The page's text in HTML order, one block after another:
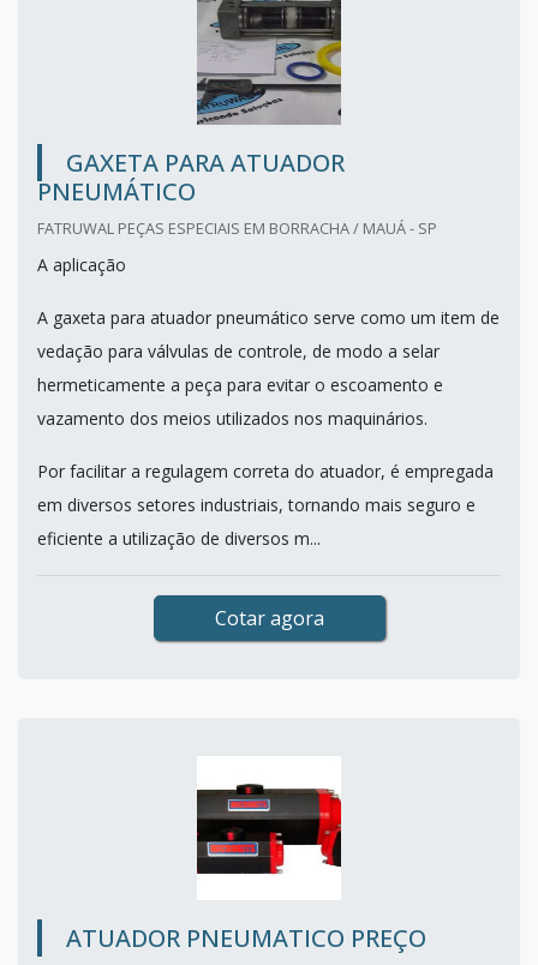
GAXETA PARA ATUADOR
PNEUMÁTICO
FATRUWAL PEÇAS ESPECIAIS EM BORRACHA / MAUÁ - SP
A aplicação
A gaxeta para atuador pneumático serve como um item de
vedação para válvulas de controle, de modo a selar
hermeticamente a peça para evitar o escoamento e
vazamento dos meios utilizados nos maquinários.
Por facilitar a regulagem correta do atuador, é empregada
em diversos setores industriais, tornando mais seguro e
eficiente a utilização de diversos m...
Cotar agora
ATUADOR PNEUMATICO PREÇO